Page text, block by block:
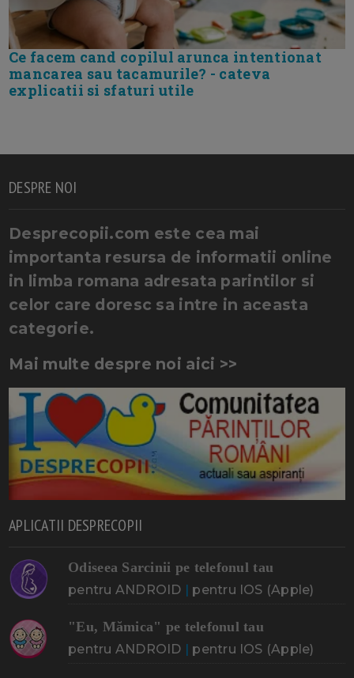
Ce facem cand copilul arunca intentionat
mancarea sau tacamurile? - cateva
explicatii si sfaturi utile
DESPRE NOI
Desprecopii.com este cea mai
importanta resursa de informatii online
in limba romana adresata parintilor si
celor care doresc sa intre in aceasta
categorie.
Mai multe despre noi aici >>
APLICATII DESPRECOPII
Odiseea Sarcinii pe telefonul tau
pentru ANDROID | pentru IOS (Apple)
"Eu, Mămica" pe telefonul tau
pentru ANDROID | pentru IOS (Apple)